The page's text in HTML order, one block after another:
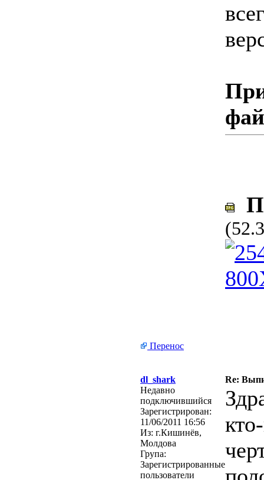
Перенос
dl_shark
Re:
Недавно
подключившийся
Зарегистрирован:
11/06/2011 16:56
Из: г.Кишинёв,
Молдова
Група:
Зарегистрированные
пользователи